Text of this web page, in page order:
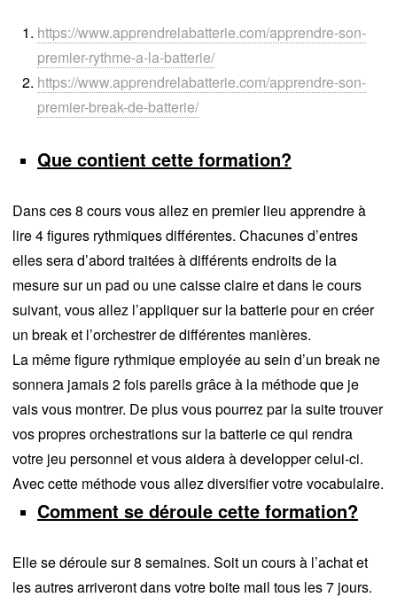
https://www.apprendrelabatterie.com/apprendre-son-
premier-rythme-a-la-batterie/
https://www.apprendrelabatterie.com/apprendre-son-
premier-break-de-batterie/
Que contient cette formation?
Dans ces 8 cours vous allez en premier lieu apprendre à
lire 4 figures rythmiques différentes. Chacunes d’entres
elles sera d’abord traitées à différents endroits de la
mesure sur un pad ou une caisse claire et dans le cours
suivant, vous allez l’appliquer sur la batterie pour en créer
un break et l’orchestrer de différentes manières.
La même figure rythmique employée au sein d’un break ne
sonnera jamais 2 fois pareils grâce à la méthode que je
vais vous montrer. De plus vous pourrez par la suite trouver
vos propres orchestrations sur la batterie ce qui rendra
votre jeu personnel et vous aidera à developper celui-ci.
Avec cette méthode vous allez diversifier votre vocabulaire.
Comment se déroule cette formation?
Elle se déroule sur 8 semaines. Soit un cours à l’achat et
les autres arriveront dans votre boite mail tous les 7 jours.